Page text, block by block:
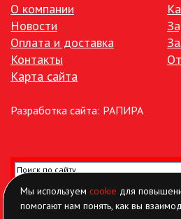
О компании
Новости
Оплата и доставка
Контакты
Карта сайта
Разработка сайта: РАПИРА
Мы используемcookie для
помогают нам понять, как вы